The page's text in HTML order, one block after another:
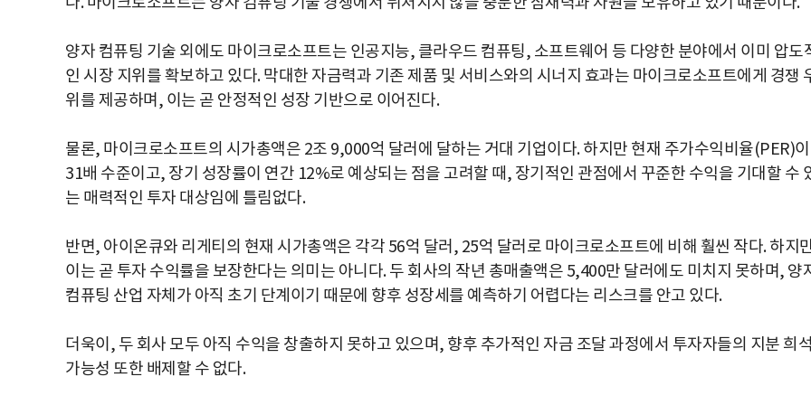
양자 컴퓨팅 기술 외에도 마이크로소프트는 인공지능, 클라우드 컴퓨팅, 소프트웨어 등 다양한 분야에서 이미 압도
인 시장 지위를 확보하고 있다. 막대한 자금력과 기존 제품 및 서비스와의 시너지 효과는 마이크로소프트에게 경쟁
위를 제공하며, 이는 곧 안정적인 성장 기반으로 이어진다.
물론, 마이크로소프트의 시가총액은 2조 9,000억 달러에 달하는 거대 기업이다. 하지만 현재 주가수익비율(PER)이
31배 수준이고, 장기 성장률이 연간 12%로 예상되는 점을 고려할 때, 장기적인 관점에서 꾸준한 수익을 기대할 수
는 매력적인 투자 대상임에 틀림없다.
반면, 아이온큐와 리게티의 현재 시가총액은 각각 56억 달러, 25억 달러로 마이크로소프트에 비해 훨씬 작다. 하지
이는 곧 투자 수익률을 보장한다는 의미는 아니다. 두 회사의 작년 총매출액은 5,400만 달러에도 미치지 못하며, 양
컴퓨팅 산업 자체가 아직 초기 단계이기 때문에 향후 성장세를 예측하기 어렵다는 리스크를 안고 있다.
더욱이, 두 회사 모두 아직 수익을 창출하지 못하고 있으며, 향후 추가적인 자금 조달 과정에서 투자자들의 지분 희석
가능성 또한 배제할 수 없다.